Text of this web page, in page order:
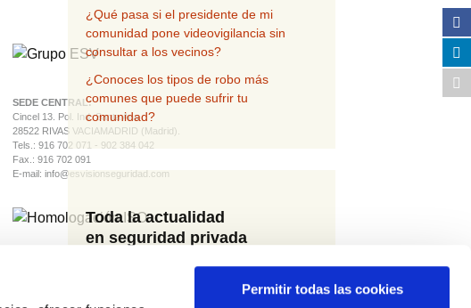
Permitir todas las cookies
¿Qué pasa si el presidente de mi
comunidad pone videovigilancia sin
consultar a los vecinos?
¿Conoces los tipos de robo más
comunes que puede sufrir tu
comunidad?
Toda la actualidad
en seguridad privada
SEDE CENTRAL:
Cincel 13. Pol. Ind. Santa Ana
28522 RIVAS VACIAMADRID (Madrid).
Tels.: 916 702 071 - 902 384 042
Fax.: 916 702 091
E-mail: info@esvisionseguridad.com
Empresa instaladora de sistemas de seguridad